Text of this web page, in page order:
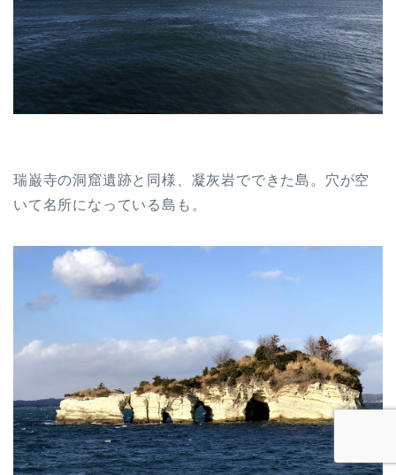
瑞巌寺の洞窟遺跡と同様、凝灰岩でできた島。穴が空
いて名所になっている島も。